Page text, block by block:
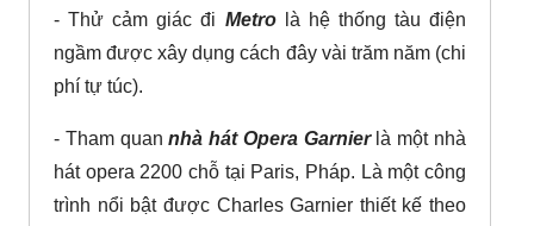
- Thử cảm giác đi Metrolà hệ thống tàu điện
ngầm được xây dụng cách đây vài trăm năm (chi
phí tự túc).
- Tham quannhà hát Opera Garnier là một nhà
hát opera 2200 chỗ tại Paris, Pháp. Là một công
trình nổi bật được Charles Garnier thiết kế theo